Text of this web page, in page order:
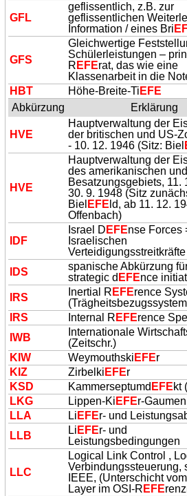
GFL
geflissentlich, z.B. zur
geflissentlichen
Information / eines Bri
GFS
Gleichwertige
Schülerleistungen –
R EFErat, das wie eine
Klassenarbeit in die
HBT
Höhe-Breite-Ti EFE
Abkürzung
Erklärung
HVE
Hauptverwaltung der
der britischen und US-
- 10. 12. 1946 (Sitz: Biel
HVE
Hauptverwaltung der
des amerikanischen
Besatzungsgebiets, 11.
30. 9. 1948 (Sitz
Biel EFE ld, ab 11. 12.
Offenbach)
IDF
Israel D EFEnse Forces
Israelischen
Verteidigungsstreitkräfte
IDS
spanische Abkürzung
strategic d EFEnce
IRS
Inertial R EFErence
IRS
Internal R EFErence
IWB
Internationale
(Zeitschr.)
KIW
Weymouthski EFEr
KIZ
Zirbelki EFEr
KSD
Kammerseptumd EFEkt
LKG
Lippen-Ki EFEr-
LLA
Li EFEr- und
LLB
Li EFEr- und
Leistungsbedingungen
LLC
Logical Link Control ,
Verbindungssteuerung,
IEEE, (Unterschicht
Layer im OSI-R EFE